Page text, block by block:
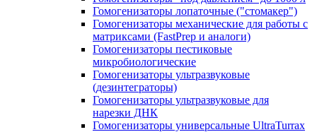
Гомогенизаторы лопаточные ("стомакер")
Гомогенизаторы механические для работы с
матриксами (FastPrep и аналоги)
Гомогенизаторы пестиковые
микробиологические
Гомогенизаторы ультразвуковые
(дезинтеграторы)
Гомогенизаторы ультразвуковые для
нарезки ДНК
Гомогенизаторы универсальные UltraTurrax